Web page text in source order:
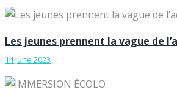
Les jeunes prennent la vague de
14 June 2023